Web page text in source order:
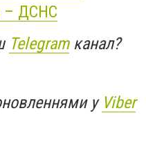
– ДСНС
Telegramканал?
у Viber